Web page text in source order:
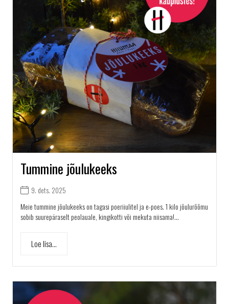
Tummine jõulukeeks
9. dets. 2025
Meie tummine jõulukeeks on tagasi poeriiulitel ja e-poes. 1 kilo jõulurõõmu
sobib suurepäraselt peolauale, kingikotti või mekuta niisama!...
Loe lisa...